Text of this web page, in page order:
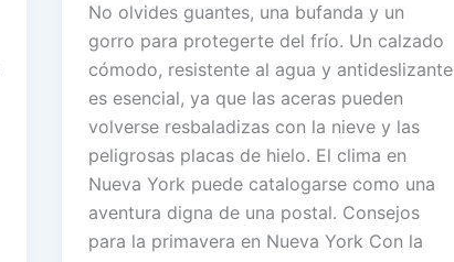
No olvides guantes, una bufanda y un
gorro para protegerte del frío. Un calzado
cómodo, resistente al agua y antideslizante
es esencial, ya que las aceras pueden
volverse resbaladizas con la nieve y las
peligrosas placas de hielo. El clima en
Nueva York puede catalogarse como una
aventura digna de una postal. Consejos
para la primavera en Nueva York Con la